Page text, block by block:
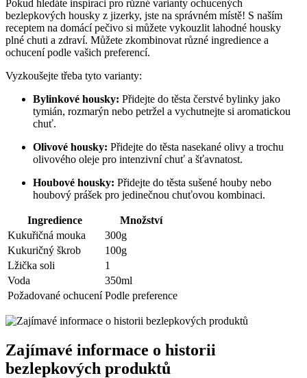
Pokud hledáte inspiraci pro různé varianty ochucených
bezlepkových housky z jizerky, jste na správném místě! S naším
receptem na domácí pečivo si můžete vykouzlit lahodné housky
plné chuti a zdraví. Můžete zkombinovat různé ingredience a
ochucení podle vašich preferencí.
Vyzkoušejte třeba tyto varianty:
Bylinkové housky: Přidejte do těsta čerstvé bylinky jako
tymián, rozmarýn nebo petržel a vychutnejte si aromatickou
chuť.
Olivové housky: Přidejte do těsta nasekané olivy a trochu
olivového oleje pro intenzivní chuť a šťavnatost.
Houbové housky: Přidejte do těsta sušené houby nebo
houbový prášek pro jedinečnou chuťovou kombinaci.
Ingredience
Množství
Kukuřičná mouka
300g
Kukuričný škrob
100g
Lžička soli
1
Voda
350ml
Požadované ochucení Podle preference
Zajímavé informace o historii
bezlepkových produktů